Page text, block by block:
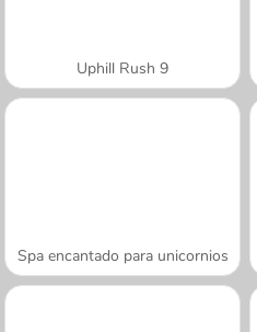
Uphill Rush 9
Spa encantado para unicornios